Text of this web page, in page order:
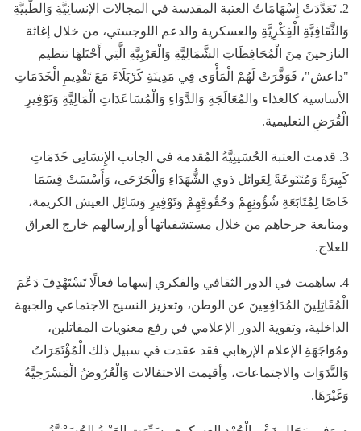
2. تَعَدَّدَتْ إِسْهَامَاتُ العتبة المقدسة في المجالات الإنسانِيَّةِ وَالطَّبيَّةِ
وَالثَّقَافِيَّةِ الْفِكْرِيَّةِ والعسكرية والدعم اللوجستي، من خلال إغاثة
النازحينَ مِنَ الْمُحَافِظَاتِ الشَّمَالِيَّةِ وَالْعَرْبِيَّةِ الَّتِي أَحْتَلهَا تنظيم
"داعش"، فَوَفَّرَتْ لَهُمْ الْمَأْوَى فِي مَدِينَةِ كَرْبَلَاءَ مَعَ تَقْدِيمِ الْخَدَمَاتِ
الأساسية كالغذاء والمُعَالَجَةِ وَالدَّوَاءِ وَالْمُسَاعَدَاتِ الْمَالِيَّةِ وَتَوْفِيرِ
الْقُرَضِ التعليمية.
3. قدمت العتبة الحُسَينِيَّةُ المُقدمة في الجانب الإِنسَانِي خَدَمَاتِ
كَبِيرَةً وَمُتَنَوعَةً لِعَوائل ذوي الشُّهَدَاءِ وَالْجَرْحَى، وَأَسْسَتْ قِسَمَا
خَاصًا لِمُتَابَعَةِ شُؤُونِهِمْ وَحُقُوقِهِمْ وَتَوْفِيرِ وَسَائِل العيش الكريمة،
ومتابعة جرحاهم من خلال مستشفياتها أو إرسالهم خارج العراق
للعلاج.
4. ساهمت في الدور الثقافي والفكري إسهاما فعالًا تَسْتَهْدِفَ دَعْمَ
الْمُقَاتِلِينَ المُدَافِعِينَ عن الوطن، وتعزيز النسيج الاجتماعي والجبهة
الداخلية، وتقوية الدور الإعلامي في رفع معنويات المقاتلين،
ومُوَاجَهَةِ الإعلام الإرهابي فقد عقدت في سبيل ذلك الْمُؤْتَمَرَاتُ
وَالنَّدَوَات والاجتماعات، وأقيمت الاحتفالات وَالْعُرُوضُ الْمَسْرَحِيَّةُ
وَغَيْرَهَا.